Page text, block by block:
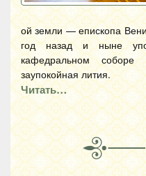
ой земли — епископа
год назад и ныне
кафедральном
заупокойная лития.
Читать…